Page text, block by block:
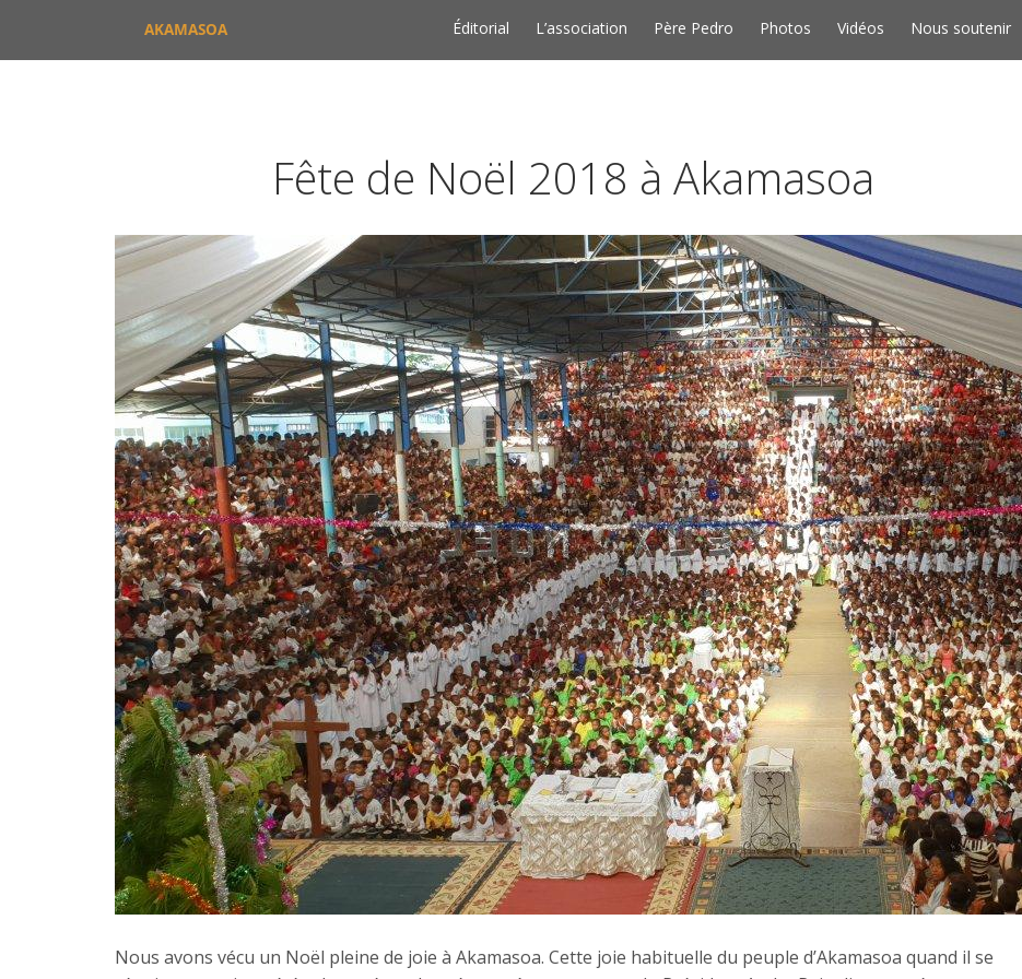
AKAMASOA Éditorial L’association Père Pedro Photos Vidéos Nous soutenir
Fête de Noël 2018 à Akamasoa
Nous avons vécu un Noël pleine de joie à Akamasoa. Cette joie habituelle du peuple d’Akamasoa quand il se